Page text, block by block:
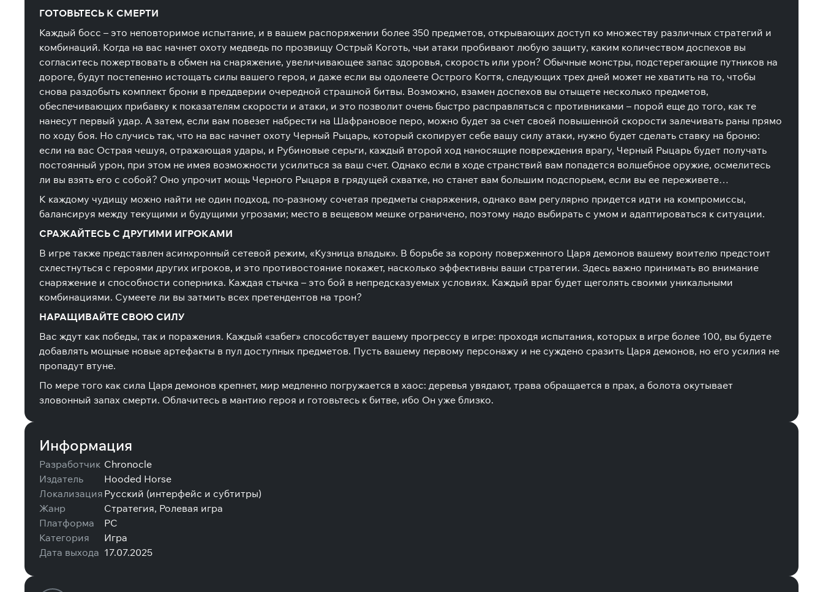
ГОТОВЬТЕСЬ К СМЕРТИ
Каждый босс – это неповторимое испытание, и в вашем распоряжении более 350 предметов, открывающих доступ ко множеству различных стратегий и
комбинаций. Когда на вас начнет охоту медведь по прозвищу Острый Коготь, чьи атаки пробивают любую защиту, каким количеством доспехов вы
согласитесь пожертвовать в обмен на снаряжение, увеличивающее запас здоровья, скорость или урон? Обычные монстры, подстерегающие путников на
дороге, будут постепенно истощать силы вашего героя, и даже если вы одолеете Острого Когтя, следующих трех дней может не хватить на то, чтобы
снова раздобыть комплект брони в преддверии очередной страшной битвы. Возможно, взамен доспехов вы отыщете несколько предметов,
обеспечивающих прибавку к показателям скорости и атаки, и это позволит очень быстро расправляться с противниками – порой еще до того, как те
нанесут первый удар. А затем, если вам повезет набрести на Шафрановое перо, можно будет за счет своей повышенной скорости залечивать раны прямо
по ходу боя. Но случись так, что на вас начнет охоту Черный Рыцарь, который скопирует себе вашу силу атаки, нужно будет сделать ставку на броню:
если на вас Острая чешуя, отражающая удары, и Рубиновые серьги, каждый второй ход наносящие повреждения врагу, Черный Рыцарь будет получать
постоянный урон, при этом не имея возможности усилиться за ваш счет. Однако если в ходе странствий вам попадется волшебное оружие, осмелитесь
ли вы взять его с собой? Оно упрочит мощь Черного Рыцаря в грядущей схватке, но станет вам большим подспорьем, если вы ее переживете…
К каждому чудищу можно найти не один подход, по-разному сочетая предметы снаряжения, однако вам регулярно придется идти на компромиссы,
балансируя между текущими и будущими угрозами; место в вещевом мешке ограничено, поэтому надо выбирать с умом и адаптироваться к ситуации.
СРАЖАЙТЕСЬ С ДРУГИМИ ИГРОКАМИ
В игре также представлен асинхронный сетевой режим, «Кузница владык». В борьбе за корону поверженного Царя демонов вашему воителю предстоит
схлестнуться с героями других игроков, и это противостояние покажет, насколько эффективны ваши стратегии. Здесь важно принимать во внимание
снаряжение и способности соперника. Каждая стычка – это бой в непредсказуемых условиях. Каждый враг будет щеголять своими уникальными
комбинациями. Сумеете ли вы затмить всех претендентов на трон?
НАРАЩИВАЙТЕ СВОЮ СИЛУ
Вас ждут как победы, так и поражения. Каждый «забег» способствует вашему прогрессу в игре: проходя испытания, которых в игре более 100, вы будете
добавлять мощные новые артефакты в пул доступных предметов. Пусть вашему первому персонажу и не суждено сразить Царя демонов, но его усилия не
пропадут втуне.
По мере того как сила Царя демонов крепнет, мир медленно погружается в хаос: деревья увядают, трава обращается в прах, а болота окутывает
зловонный запах смерти. Облачитесь в мантию героя и готовьтесь к битве, ибо Он уже близко.
Информация
Разработчик Chronocle
Издатель
Hooded Horse
Локализация Русский (интерфейс и субтитры)
Жанр
Стратегия, Ролевая игра
Платформа
PC
Категория
Игра
Дата выхода 17.07.2025